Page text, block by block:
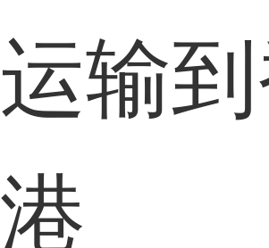
运输
港